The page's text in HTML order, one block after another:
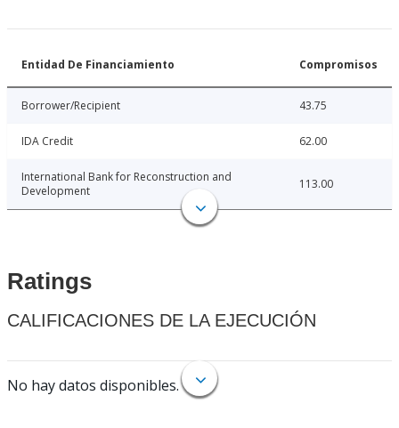
Entidad De Financiamiento Compromisos
Borrower/Recipient 43.75
IDA Credit 62.00
International Bank for Reconstruction and
Development
113.00
Ratings
CALIFICACIONES DE LA EJECUCIÓN
No hay datos disponibles.